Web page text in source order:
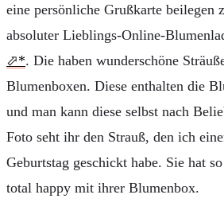
eine persönliche Grußkarte beilegen
absoluter Lieblings-Online-
. Die haben wunderschöne
Blumenboxen. Diese enthalten die
und man kann diese selbst nach
Foto seht ihr den Strauß, den ich
Geburtstag geschickt habe. Sie hat
total happy mit ihrer Blumenbox.